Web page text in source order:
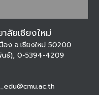
ลัยเชียงใหม่
อง จ.เชียงใหม่ 50200
นธ์), 0-5394-4209